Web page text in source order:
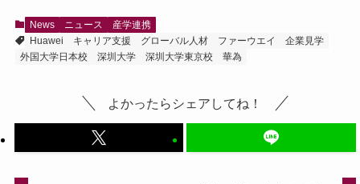
News ニュース
産学連携
Huawei
キャリア支援 グローバル人材 ファーウエイ
企業見学
外国大学日本校
深圳大学 深圳大学東京校 華為
よかったらシェアしてね！